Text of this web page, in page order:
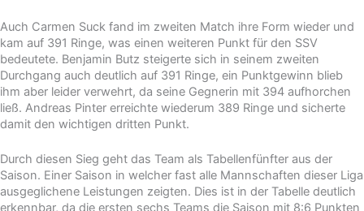
Auch Carmen Suck fand im zweiten Match ihre Form wieder und
kam auf 391 Ringe, was einen weiteren Punkt für den SSV
bedeutete. Benjamin Butz steigerte sich in seinem zweiten
Durchgang auch deutlich auf 391 Ringe, ein Punktgewinn blieb
ihm aber leider verwehrt, da seine Gegnerin mit 394 aufhorchen
ließ. Andreas Pinter erreichte wiederum 389 Ringe und sicherte
damit den wichtigen dritten Punkt.
Durch diesen Sieg geht das Team als Tabellenfünfter aus der
Saison. Einer Saison in welcher fast alle Mannschaften dieser Liga
ausgeglichene Leistungen zeigten. Dies ist in der Tabelle deutlich
erkennbar, da die ersten sechs Teams die Saison mit 8:6 Punkten